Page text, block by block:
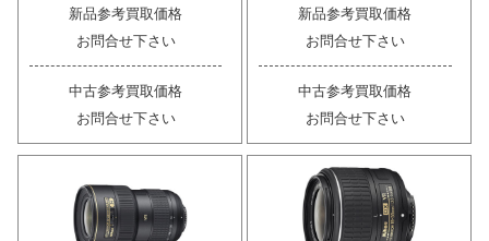
新品参考買取価格
お問合せ下さい
中古参考買取価格
お問合せ下さい
新品参考買取価格
お問合せ下さい
中古参考買取価格
お問合せ下さい